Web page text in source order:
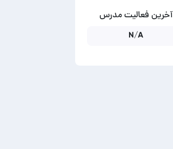
آخرین فعالیت مدرس
N/A